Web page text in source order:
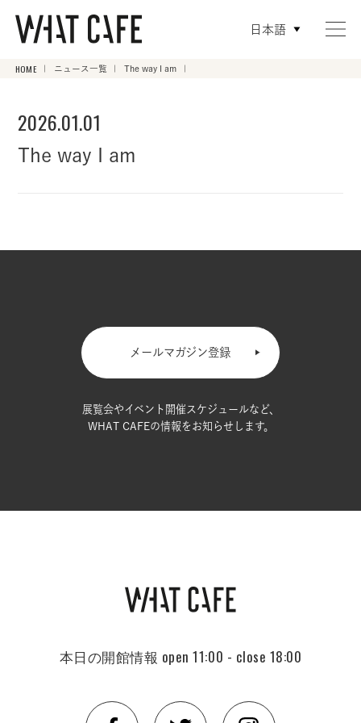
日本語
HOME ニュース一覧 The way I am
2026.01.01
The way I am
メールマガジン登録
展覧会やイベント開催スケジュールなど、
WHAT CAFEの情報をお知らせします。
本日の開館情報 open 11:00 - close 18:00